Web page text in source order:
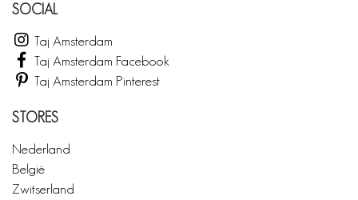
SOCIAL
Taj Amsterdam
Taj Amsterdam Facebook
Taj Amsterdam Pinterest
STORES
Nederland
België
Zwitserland